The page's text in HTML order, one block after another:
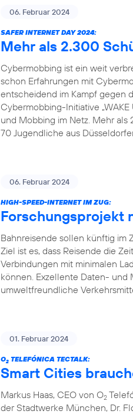
06. Februar 2024
SAFER INTERNET DAY 2024:
Mehr als 2.300
Cybermobbing ist ein weit
schon Erfahrungen mit
entscheidend im Kampf gegen
Cybermobbing-Initiative „WAKE
und Mobbing im Netz. Mehr
70 Jugendliche aus
06. Februar 2024
HIGH-SPEED-INTERNET IM ZUG:
Forschungsprojekt
Bahnreisende sollen künftig im
Ziel ist es, dass Reisende die
Verbindungen mit minimalen
können. Exzellente Daten-
umweltfreundliche
01. Februar 2024
O2 TELEFÓNICA TECTALK:
Smart Cities
Markus Haas, CEO von O2
der Stadtwerke München, Dr.